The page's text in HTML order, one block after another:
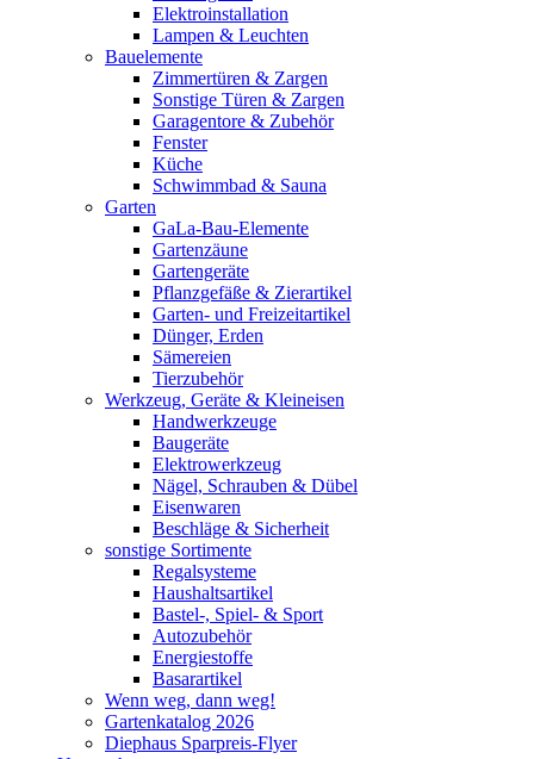
Elektroinstallation
Lampen & Leuchten
Bauelemente
Zimmertüren & Zargen
Sonstige Türen & Zargen
Garagentore & Zubehör
Fenster
Küche
Schwimmbad & Sauna
Garten
GaLa-Bau-Elemente
Gartenzäune
Gartengeräte
Pflanzgefäße & Zierartikel
Garten- und Freizeitartikel
Dünger, Erden
Sämereien
Tierzubehör
Werkzeug, Geräte & Kleineisen
Handwerkzeuge
Baugeräte
Elektrowerkzeug
Nägel, Schrauben & Dübel
Eisenwaren
Beschläge & Sicherheit
sonstige Sortimente
Regalsysteme
Haushaltsartikel
Bastel-, Spiel- & Sport
Autozubehör
Energiestoffe
Basarartikel
Wenn weg, dann weg!
Gartenkatalog 2026
Diephaus Sparpreis-Flyer